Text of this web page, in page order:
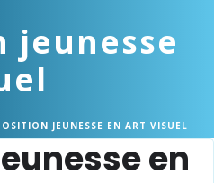
jeunesse
JEUNESSE EN ART VISUEL
en